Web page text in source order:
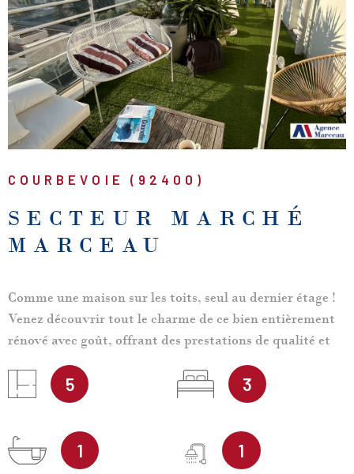
COURBEVOIE (92400)
SECTEUR MARCHÉ
MARCEAU
Comme une maison sur les toits, seul au dernier étage !
Venez découvrir tout le charme de ce bien entièrement
rénové avec goût, offrant des prestations de qualité et
des volumes rares sur le secteur. Ce grand appartement
de 111,4 m², est baigné de lumière grâce à sa double
exposition et ses terrasses "plein ciel". Il se compose
ouvrant sur une première terrasse de 23 m² exposée
Sud-Ouest, et d'une belle cuisine séparée de 16 m²,
5 3
1 1
VOIR LE BIEN